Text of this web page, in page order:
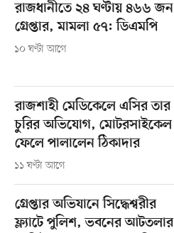
রাজধানীতে ২৪ ঘণ্টায় ৪৬৬ জন
গ্রেপ্তার, মামলা ৫৭: ডিএমপি
১০ ঘণ্টা আগে
রাজশাহী মেডিকেলে এসির তার
চুরির অভিযোগ, মোটরসাইকেল
ফেলে পালালেন ঠিকাদার
১১ ঘণ্টা আগে
গ্রেপ্তার অভিযানে সিদ্ধেশ্বরীর
ফ্ল্যাটে পুলিশ, ভবনের আটতলার